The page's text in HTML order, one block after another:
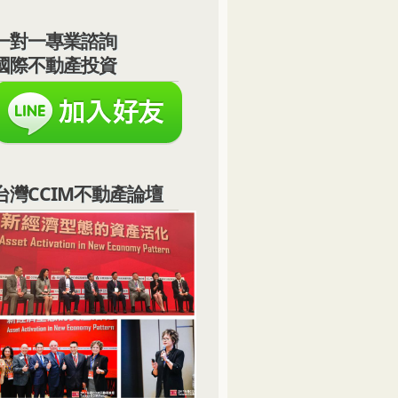
對一專業諮詢
際不動產投資
灣CCIM不動產論壇